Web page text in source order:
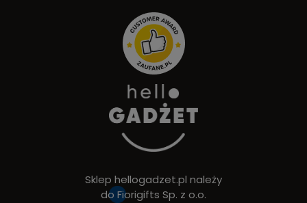
Sklep hellogadzet.pl należy
do Fiorigifts Sp. z o.o.